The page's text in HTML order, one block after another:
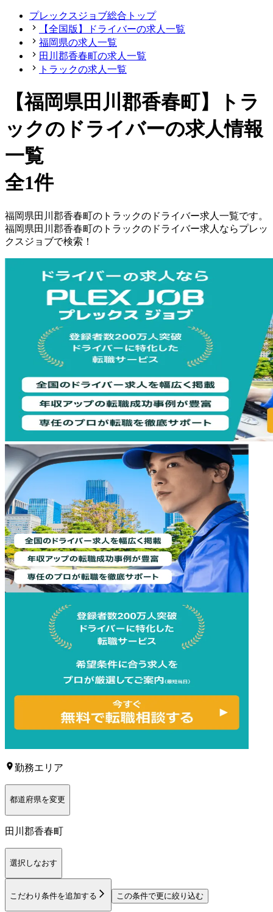
プレックスジョブ総合トップ
【全国版】ドライバーの求人一覧
福岡県の求人一覧
田川郡香春町の求人一覧
トラックの求人一覧
【福岡県田川郡香春町】トラ
ックのドライバーの求人情報
一覧
全1件
福岡県田川郡香春町の トラックの ドライバー求人一覧です。
福岡県田川郡香春町の トラックの ドライバー求人ならプレッ
クスジョブで検索！
勤務エリア
都道府県を変更
田川郡香春町
選択しなおす
こだわり条件を追加する この条件で更に絞り込む